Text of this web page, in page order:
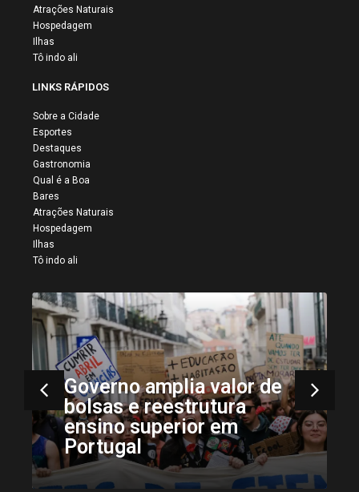
Atrações Naturais
Hospedagem
Ilhas
Tô indo ali
LINKS RÁPIDOS
Sobre a Cidade
Esportes
Destaques
Gastronomia
Qual é a Boa
Bares
Atrações Naturais
Hospedagem
Ilhas
Tô indo ali
Governo amplia valor de
bolsas e reestrutura
ensino superior em
Portugal